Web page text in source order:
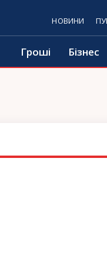
НОВИНИ
Гроші Бізнес